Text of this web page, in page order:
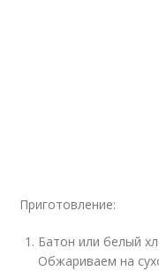
Приготовление:
Батон или белый
Обжариваем на